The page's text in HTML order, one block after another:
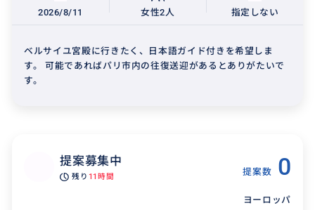
2026/8/11 女性2人 指定しない
ベルサイユ宮殿に行きたく、日本語ガイド付きを希望しま
す。 可能であればパリ市内の往復送迎があるとありがたいで
す。
提案募集中
残り 11時間 提案数 0
ヨーロッパ